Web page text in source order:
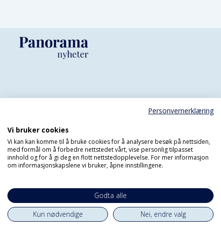
Meld deg på
Personvernerklæring
Vi bruker cookies
Vi kan kan komme til å bruke cookies for å analysere besøk på nettsiden,
med formål om å forbedre nettstedet vårt, vise personlig tilpasset
innhold og for å gi deg en flott nettstedopplevelse. For mer informasjon
om informasjonskapslene vi bruker, åpne innstillingene.
Godta alle
Kun nødvendige
Nei, endre valg